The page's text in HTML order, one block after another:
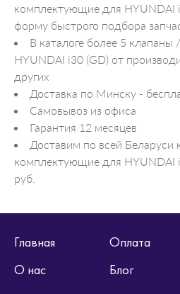
комплектующие для HYUNDAI
форму быстрого подбора
В каталоге более 5
HYUNDAI i30 (GD) от
других
Доставка по Минску -
Самовывоз из офиса
Гарантия 12 месяцев
Доставим по всей Беларуси
комплектующие для HYUNDAI
руб.
Главная Оплата
О нас
Блог